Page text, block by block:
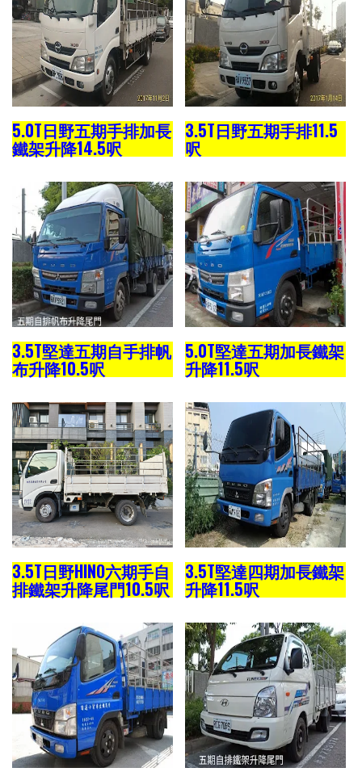
5.0T日野五期手排加長
鐵架升降14.5呎
3.5T日野五期手排11.5
呎
3.5T堅達五期自手排帆
布升降10.5呎
5.0T堅達五期加長鐵架
升降11.5呎
3.5T日野HINO六期手自
排鐵架升降尾門10.5呎
3.5T堅達四期加長鐵架
升降11.5呎